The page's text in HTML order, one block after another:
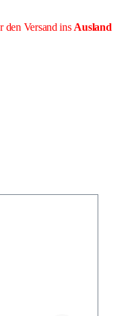
den Versand ins Ausland